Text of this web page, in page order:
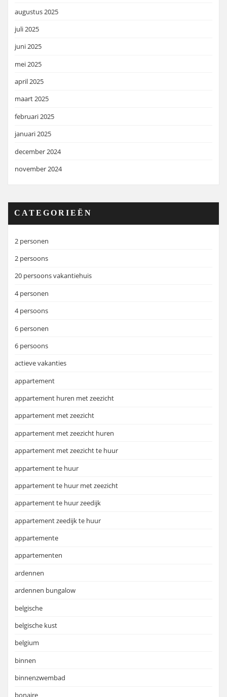
augustus 2025
juli 2025
juni 2025
mei 2025
april 2025
maart 2025
februari 2025
januari 2025
december 2024
november 2024
CATEGORIEËN
2 personen
2 persoons
20 persoons vakantiehuis
4 personen
4 persoons
6 personen
6 persoons
actieve vakanties
appartement
appartement huren met zeezicht
appartement met zeezicht
appartement met zeezicht huren
appartement met zeezicht te huur
appartement te huur
appartement te huur met zeezicht
appartement te huur zeedijk
appartement zeedijk te huur
appartemente
appartementen
ardennen
ardennen bungalow
belgische
belgische kust
belgium
binnen
binnenzwembad